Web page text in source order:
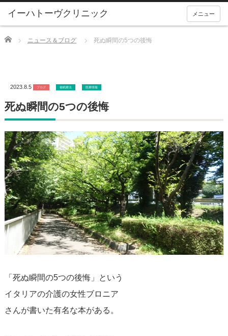
メニュー
Home ニュース＆ブログ 死ぬ瞬間の5つの後悔
2023.8.5 ブログ 催眠療法 医療情報
死ぬ瞬間の5つの後悔
「死ぬ瞬間の5つの後悔」という
イタリアの介護の女性ブロニア
さんが書いた有名な本がある。